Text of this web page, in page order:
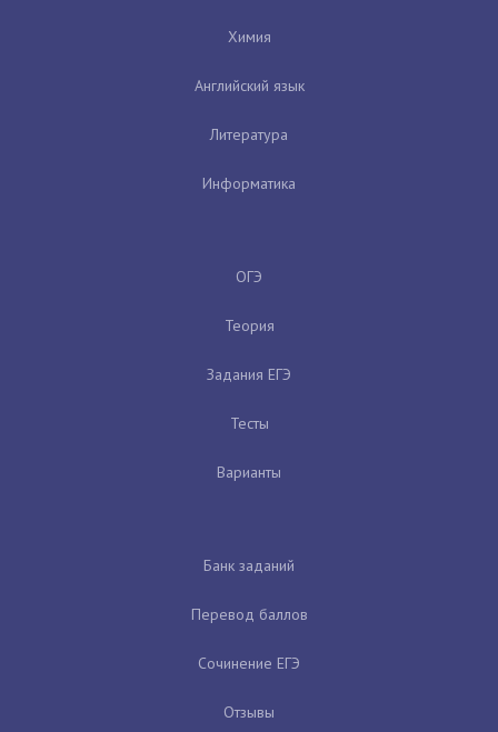
Химия
Английский язык
Литература
Информатика
ОГЭ
Теория
Задания ЕГЭ
Тесты
Варианты
Банк заданий
Перевод баллов
Сочинение ЕГЭ
Отзывы